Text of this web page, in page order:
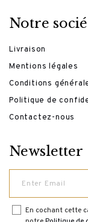
Notre
Livraison
Mentions légales
Conditions
Politique de
Contactez-nous
Newsletter
En cochant cette